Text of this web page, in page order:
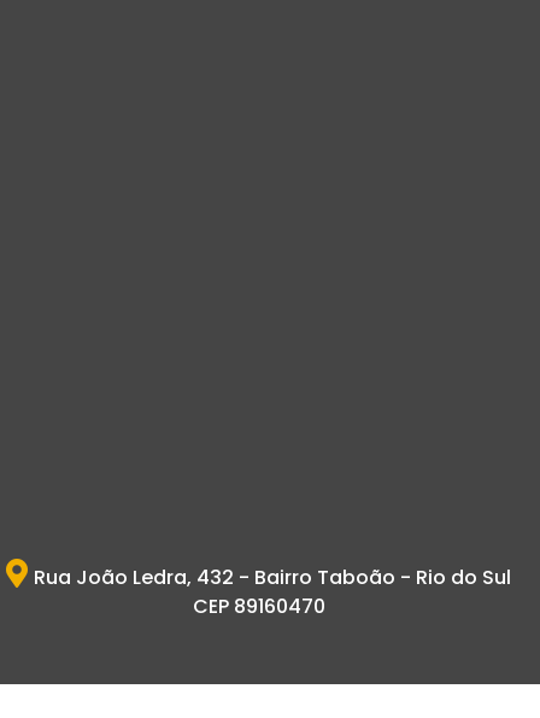
Rua João Ledra, 432 - Bairro Taboão - Rio do Sul
CEP 89160470